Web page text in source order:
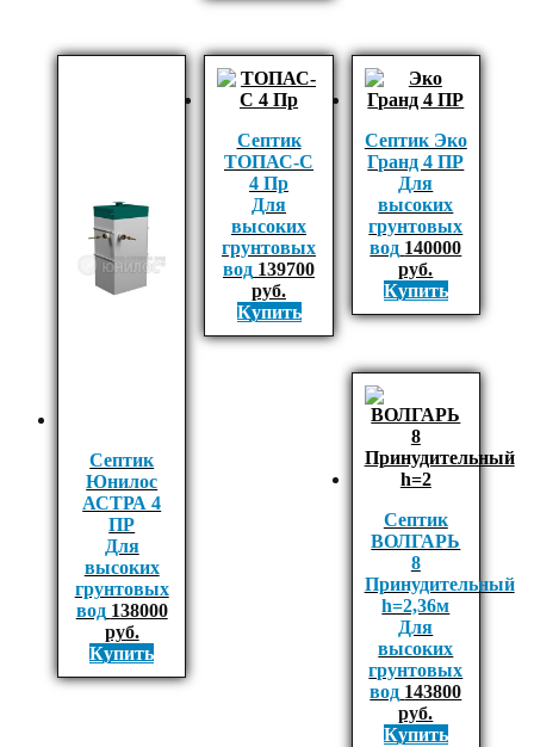
Септик
Юнилос
АСТРА 4
ПР
Для
высоких
грунтовых
вод 138000
руб.
Купить
Септик
ТОПАС-С
4 Пр
Для
высоких
грунтовых
вод 139700
руб.
Купить
Септик Эко
Гранд 4 ПР
Для
высоких
грунтовых
вод 140000
руб.
Купить
Септик
ВОЛГАРЬ
8
Принудительный
h=2,36м
Для
высоких
грунтовых
вод 143800
руб.
Купить